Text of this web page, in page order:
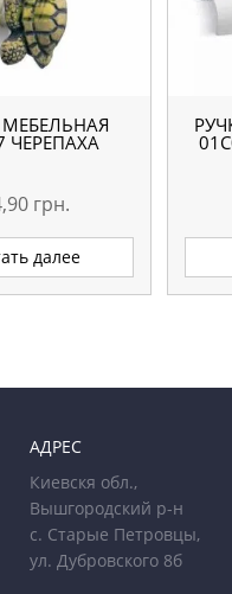
МЕБЕЛЬНАЯ
ЧЕРЕПАХА
грн.
далее
АДРЕС
Киевскя обл.,
Вышгородский р-н
с. Старые Петровцы,
ул. Дубровского 8б